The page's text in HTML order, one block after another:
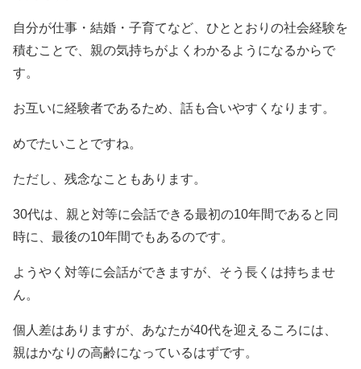
自分が仕事・結婚・子育てなど、ひととおりの社会経験を
積むことで、親の気持ちがよくわかるようになるからで
す。
お互いに経験者であるため、話も合いやすくなります。
めでたいことですね。
ただし、残念なこともあります。
30代は、親と対等に会話できる最初の10年間であると同
時に、最後の10年間でもあるのです。
ようやく対等に会話ができますが、そう長くは持ちませ
ん。
個人差はありますが、あなたが40代を迎えるころには、
親はかなりの高齢になっているはずです。